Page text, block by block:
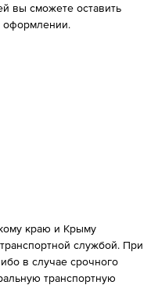
вы сможете оставить
оформлении.
краю и Крыму
службой. При
в случае срочного
транспортную